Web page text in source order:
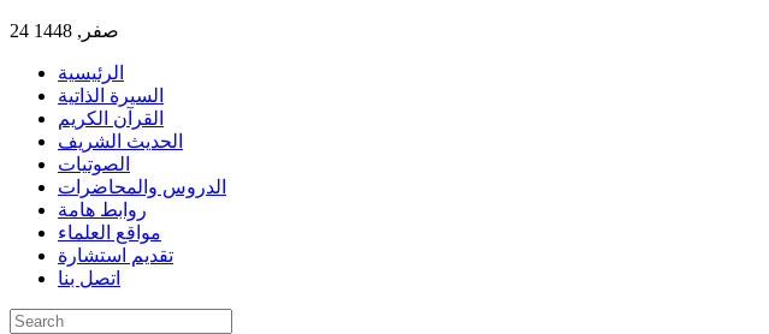
24 صفر, 1448
الرئيسية
السيرة الذاتية
القرآن الكريم
الحديث الشريف
الصوتيات
الدروس والمحاضرات
روابط هامة
مواقع العلماء
تقديم استشارة
اتصل بنا